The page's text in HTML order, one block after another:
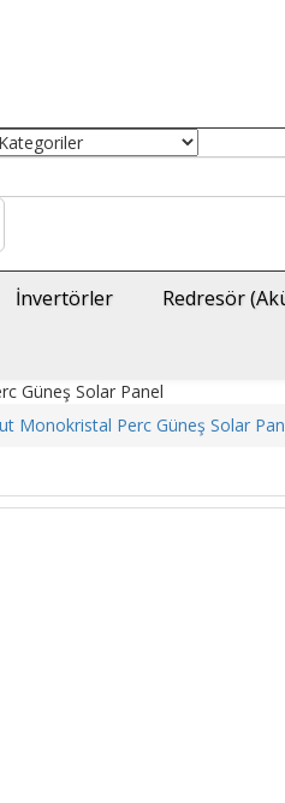
İnvertörler Redresör
Güneş Solar Panel
Monokristal Perc Güneş Solar